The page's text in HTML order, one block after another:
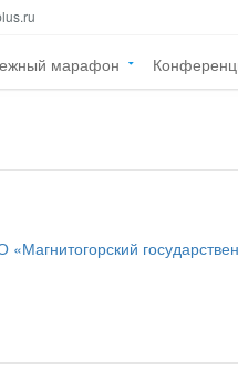
марафон